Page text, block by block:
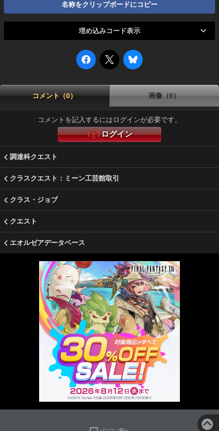
名称をクリップボードにコピー
埋め込みコード表示
コメント（0） 画像（0）
コメントを記入するにはログインが必要です。
ログイン
調達科クエスト
クラスクエスト：ミーン工芸館取引
クラス・ジョブ
クエスト
エオルゼアデータベース